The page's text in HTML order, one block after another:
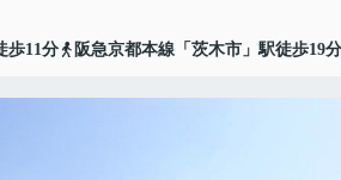
歩11分
阪急京都本線「茨木市」駅徒歩19分